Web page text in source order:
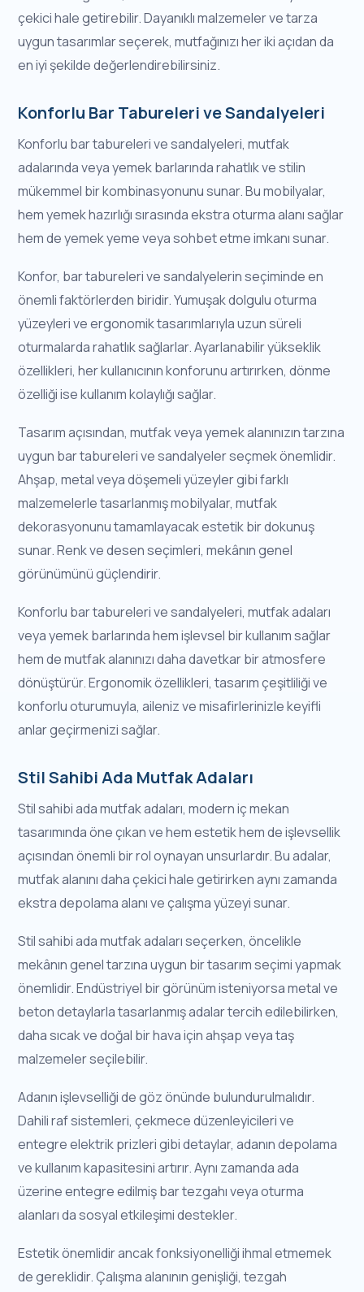
çekici hale getirebilir. Dayanıklı malzemeler ve tarza
uygun tasarımlar seçerek, mutfağınızı her iki açıdan da
en iyi şekilde değerlendirebilirsiniz.
Konforlu Bar Tabureleri ve Sandalyeleri
Konforlu bar tabureleri ve sandalyeleri, mutfak
adalarında veya yemek barlarında rahatlık ve stilin
mükemmel bir kombinasyonunu sunar. Bu mobilyalar,
hem yemek hazırlığı sırasında ekstra oturma alanı sağlar
hem de yemek yeme veya sohbet etme imkanı sunar.
Konfor, bar tabureleri ve sandalyelerin seçiminde en
önemli faktörlerden biridir. Yumuşak dolgulu oturma
yüzeyleri ve ergonomik tasarımlarıyla uzun süreli
oturmalarda rahatlık sağlarlar. Ayarlanabilir yükseklik
özellikleri, her kullanıcının konforunu artırırken, dönme
özelliği ise kullanım kolaylığı sağlar.
Tasarım açısından, mutfak veya yemek alanınızın tarzına
uygun bar tabureleri ve sandalyeler seçmek önemlidir.
Ahşap, metal veya döşemeli yüzeyler gibi farklı
malzemelerle tasarlanmış mobilyalar, mutfak
dekorasyonunu tamamlayacak estetik bir dokunuş
sunar. Renk ve desen seçimleri, mekânın genel
görünümünü güçlendirir.
Konforlu bar tabureleri ve sandalyeleri, mutfak adaları
veya yemek barlarında hem işlevsel bir kullanım sağlar
hem de mutfak alanınızı daha davetkar bir atmosfere
dönüştürür. Ergonomik özellikleri, tasarım çeşitliliği ve
konforlu oturumuyla, aileniz ve misafirlerinizle keyifli
anlar geçirmenizi sağlar.
Stil Sahibi Ada Mutfak Adaları
Stil sahibi ada mutfak adaları, modern iç mekan
tasarımında öne çıkan ve hem estetik hem de işlevsellik
açısından önemli bir rol oynayan unsurlardır. Bu adalar,
mutfak alanını daha çekici hale getirirken aynı zamanda
ekstra depolama alanı ve çalışma yüzeyi sunar.
Stil sahibi ada mutfak adaları seçerken, öncelikle
mekânın genel tarzına uygun bir tasarım seçimi yapmak
önemlidir. Endüstriyel bir görünüm isteniyorsa metal ve
beton detaylarla tasarlanmış adalar tercih edilebilirken,
daha sıcak ve doğal bir hava için ahşap veya taş
malzemeler seçilebilir.
Adanın işlevselliği de göz önünde bulundurulmalıdır.
Dahili raf sistemleri, çekmece düzenleyicileri ve
entegre elektrik prizleri gibi detaylar, adanın depolama
ve kullanım kapasitesini artırır. Aynı zamanda ada
üzerine entegre edilmiş bar tezgahı veya oturma
alanları da sosyal etkileşimi destekler.
Estetik önemlidir ancak fonksiyonelliği ihmal etmemek
de gereklidir. Çalışma alanının genişliği, tezgah